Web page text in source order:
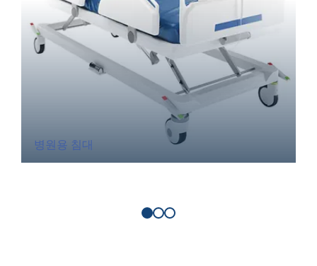
병원용 침대